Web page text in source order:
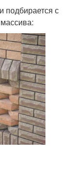
подбирается с